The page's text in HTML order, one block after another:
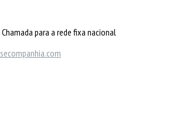
para a rede fixa nacional